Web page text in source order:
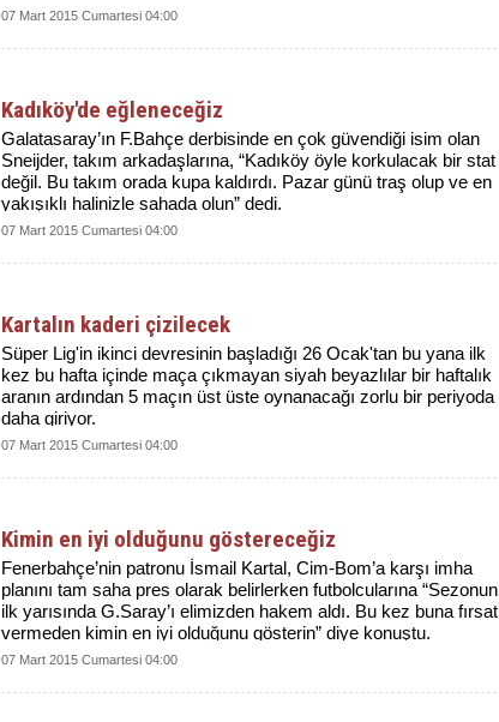
07 Mart 2015 Cumartesi 04:00
Kadıköy'de eğleneceğiz
Galatasaray’ın F.Bahçe derbisinde en çok güvendiği isim olan
Sneijder, takım arkadaşlarına, “Kadıköy öyle korkulacak bir stat
değil. Bu takım orada kupa kaldırdı. Pazar günü traş olup ve en
yakışıklı halinizle sahada olun” dedi.
07 Mart 2015 Cumartesi 04:00
Kartalın kaderi çizilecek
Süper Lig'in ikinci devresinin başladığı 26 Ocak'tan bu yana ilk
kez bu hafta içinde maça çıkmayan siyah beyazlılar bir haftalık
aranın ardından 5 maçın üst üste oynanacağı zorlu bir periyoda
daha giriyor.
07 Mart 2015 Cumartesi 04:00
Kimin en iyi olduğunu göstereceğiz
Fenerbahçe’nin patronu İsmail Kartal, Cim-Bom’a karşı imha
planını tam saha pres olarak belirlerken futbolcularına “Sezonun
ilk yarısında G.Saray’ı elimizden hakem aldı. Bu kez buna fırsat
vermeden kimin en iyi olduğunu gösterin” diye konuştu.
07 Mart 2015 Cumartesi 04:00